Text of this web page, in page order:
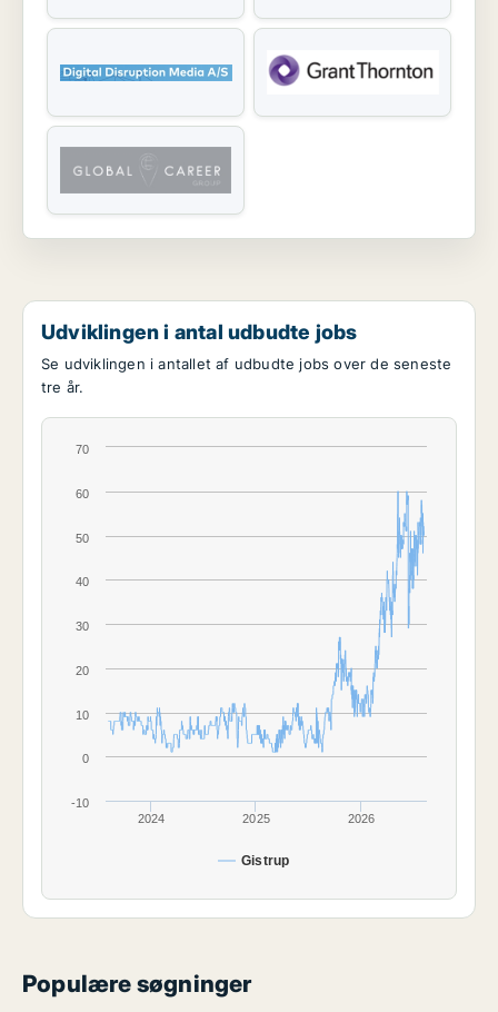
Udviklingen i antal udbudte jobs
Se udviklingen i antallet af udbudte jobs over de seneste
tre år.
Gistrup
2024 2025 2026
-10
0
10
20
30
40
50
60
70
Populære søgninger